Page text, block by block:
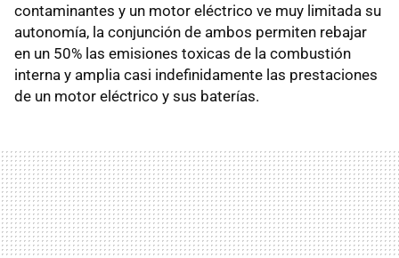
contaminantes y un motor eléctrico ve muy limitada su
autonomía, la conjunción de ambos permiten rebajar
en un 50% las emisiones toxicas de la combustión
interna y amplia casi indefinidamente las prestaciones
de un motor eléctrico y sus baterías.